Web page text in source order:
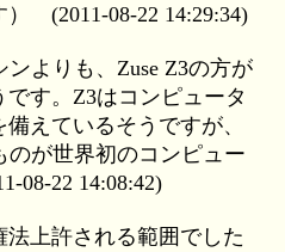
(2011-08-22 14:29:34)
ンよりも、Zuse Z3の方が
す。Z3はコンピュータ
えているそうですが、
が世界初のコンピュー
08-22 14:08:42)
法上許される範囲でした